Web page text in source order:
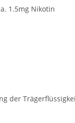
1.5mg Nikotin
der